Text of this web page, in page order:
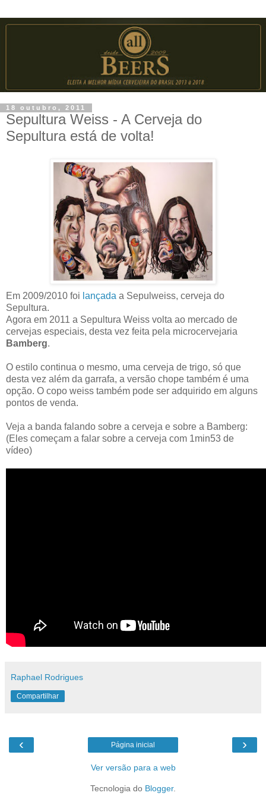
18 outubro, 2011
Sepultura Weiss - A Cerveja do
Sepultura está de volta!
Em 2009/2010 foi lançada a Sepulweiss, cerveja do
Sepultura.
Agora em 2011 a Sepultura Weiss volta ao mercado de
cervejas especiais, desta vez feita pela microcervejaria
Bamberg.
O estilo continua o mesmo, uma cerveja de trigo, só que
desta vez além da garrafa, a versão chope também é uma
opção. O copo weiss também pode ser adquirido em alguns
pontos de venda.
Veja a banda falando sobre a cerveja e sobre a Bamberg:
(Eles começam a falar sobre a cerveja com 1min53 de
vídeo)
Raphael Rodrigues
Compartilhar
‹ ›
Página inicial
Ver versão para a web
Tecnologia do Blogger.